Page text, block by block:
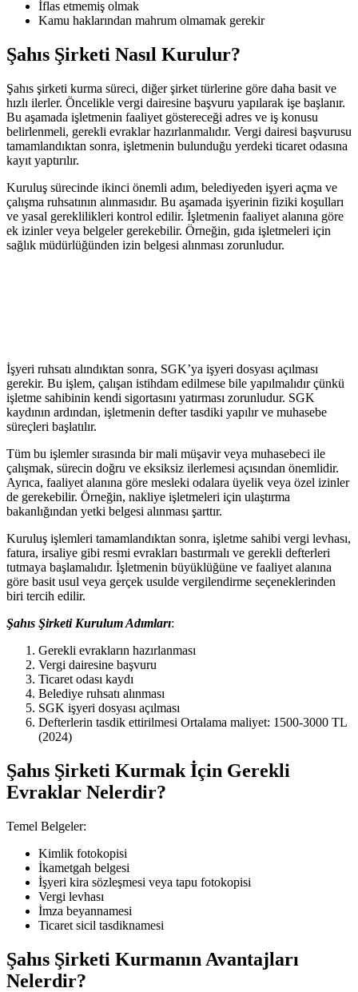
İflas etmemiş olmak
Kamu haklarından mahrum olmamak gerekir
Şahıs Şirketi Nasıl Kurulur?
Şahıs şirketi kurma süreci, diğer şirket türlerine göre daha basit ve
hızlı ilerler. Öncelikle vergi dairesine başvuru yapılarak işe başlanır.
Bu aşamada işletmenin faaliyet göstereceği adres ve iş konusu
belirlenmeli, gerekli evraklar hazırlanmalıdır. Vergi dairesi başvurusu
tamamlandıktan sonra, işletmenin bulunduğu yerdeki ticaret odasına
kayıt yaptırılır.
Kuruluş sürecinde ikinci önemli adım, belediyeden işyeri açma ve
çalışma ruhsatının alınmasıdır. Bu aşamada işyerinin fiziki koşulları
ve yasal gereklilikleri kontrol edilir. İşletmenin faaliyet alanına göre
ek izinler veya belgeler gerekebilir. Örneğin, gıda işletmeleri için
sağlık müdürlüğünden izin belgesi alınması zorunludur.
İşyeri ruhsatı alındıktan sonra, SGK’ya işyeri dosyası açılması
gerekir. Bu işlem, çalışan istihdam edilmese bile yapılmalıdır çünkü
işletme sahibinin kendi sigortasını yatırması zorunludur. SGK
kaydının ardından, işletmenin defter tasdiki yapılır ve muhasebe
süreçleri başlatılır.
Tüm bu işlemler sırasında bir mali müşavir veya muhasebeci ile
çalışmak, sürecin doğru ve eksiksiz ilerlemesi açısından önemlidir.
Ayrıca, faaliyet alanına göre mesleki odalara üyelik veya özel izinler
de gerekebilir. Örneğin, nakliye işletmeleri için ulaştırma
bakanlığından yetki belgesi alınması şarttır.
Kuruluş işlemleri tamamlandıktan sonra, işletme sahibi vergi levhası,
fatura, irsaliye gibi resmi evrakları bastırmalı ve gerekli defterleri
tutmaya başlamalıdır. İşletmenin büyüklüğüne ve faaliyet alanına
göre basit usul veya gerçek usulde vergilendirme seçeneklerinden
biri tercih edilir.
Şahıs Şirketi Kurulum Adımları:
Gerekli evrakların hazırlanması
Vergi dairesine başvuru
Ticaret odası kaydı
Belediye ruhsatı alınması
SGK işyeri dosyası açılması
Defterlerin tasdik ettirilmesi Ortalama maliyet: 1500-3000 TL
(2024)
Şahıs Şirketi Kurmak İçin Gerekli
Evraklar Nelerdir?
Temel Belgeler:
Kimlik fotokopisi
İkametgah belgesi
İşyeri kira sözleşmesi veya tapu fotokopisi
Vergi levhası
İmza beyannamesi
Ticaret sicil tasdiknamesi
Şahıs Şirketi Kurmanın Avantajları
Nelerdir?